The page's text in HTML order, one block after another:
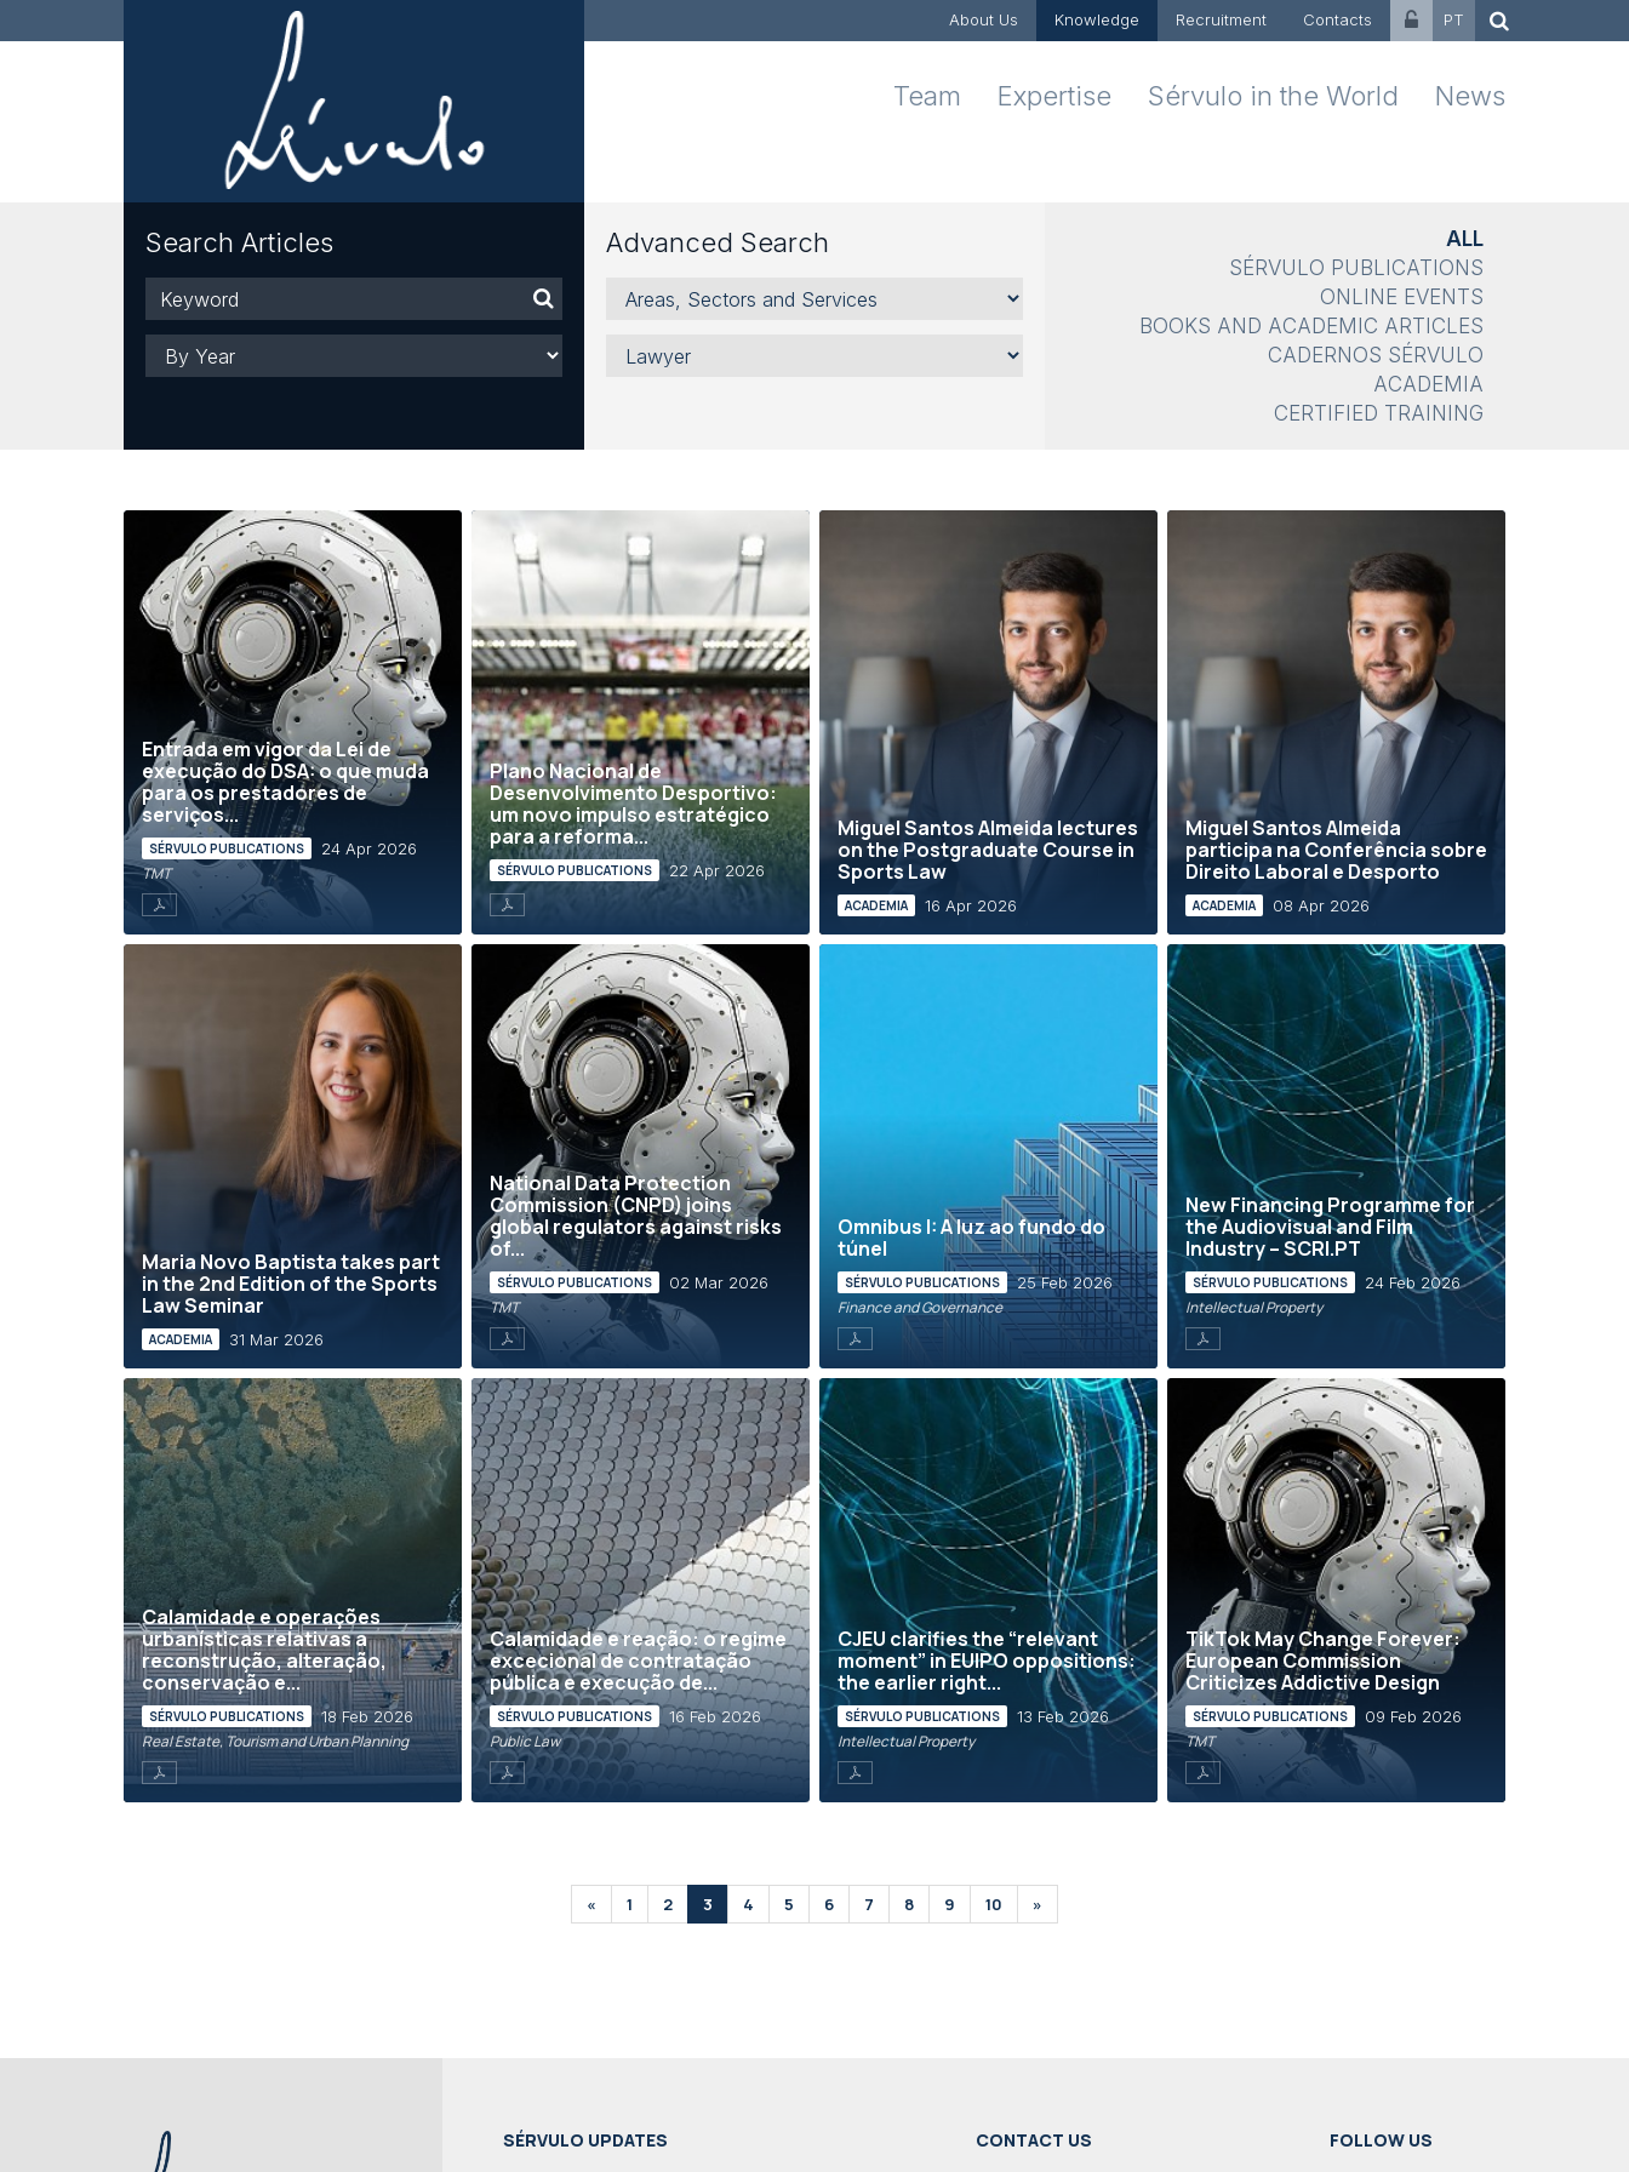
About Us Knowledge Recruitment Contacts PT
Team Expertise Sérvulo in the World News
Search Articles
Keyword
Year
Advanced Search
Areas,
Sectors
Services
Lawyer
ALL
SÉRVULO PUBLICATIONS
ONLINE EVENTS
BOOKS AND ACADEMIC ARTICLES
CADERNOS SÉRVULO
ACADEMIA
CERTIFIED TRAINING
Entrada em vigor da Lei de
execução do DSA: o que muda
para os prestadores de
serviços...
SÉRVULO PUBLICATIONS 24 Apr 2026
TMT
Plano Nacional de
Desenvolvimento Desportivo:
um novo impulso estratégico
para a reforma...
SÉRVULO PUBLICATIONS 22 Apr 2026
Miguel Santos Almeida lectures
on the Postgraduate Course in
Sports Law
ACADEMIA 16 Apr 2026
Miguel Santos Almeida
participa na Conferência sobre
Direito Laboral e Desporto
ACADEMIA 08 Apr 2026
Maria Novo Baptista takes part
in the 2nd Edition of the Sports
Law Seminar
ACADEMIA 31 Mar 2026
National Data Protection
Commission (CNPD) joins
global regulators against risks
of...
SÉRVULO PUBLICATIONS 02 Mar 2026
TMT
Omnibus I: A luz ao fundo do
túnel
SÉRVULO PUBLICATIONS 25 Feb 2026
Finance and Governance
New Financing Programme for
the Audiovisual and Film
Industry – SCRI.PT
SÉRVULO PUBLICATIONS 24 Feb 2026
Intellectual Property
Calamidade e operações
urbanísticas relativas a
reconstrução, alteração,
conservação e...
SÉRVULO PUBLICATIONS 18 Feb 2026
Real Estate, Tourism and Urban Planning
Calamidade e reação: o regime
excecional de contratação
pública e execução de...
SÉRVULO PUBLICATIONS 16 Feb 2026
Public Law
CJEU clarifies the “relevant
moment” in EUIPO oppositions:
the earlier right...
SÉRVULO PUBLICATIONS 13 Feb 2026
Intellectual Property
TikTok May Change Forever:
European Commission
Criticizes Addictive Design
SÉRVULO PUBLICATIONS 09 Feb 2026
TMT
« 1 2 3 4 5 6 7 8 9 10 »
SÉRVULO UPDATES CONTACT US FOLLOW US